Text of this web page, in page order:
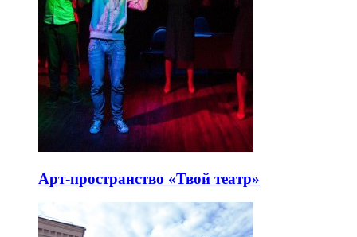
Арт-пространство «Твой театр»